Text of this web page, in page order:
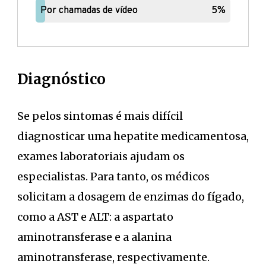
Por chamadas de vídeo 5%
Por chamadas de vídeo 5%
Diagnóstico
Se pelos sintomas é mais difícil
diagnosticar uma hepatite medicamentosa,
exames laboratoriais ajudam os
especialistas. Para tanto, os médicos
solicitam a dosagem de enzimas do fígado,
como a AST e ALT: a aspartato
aminotransferase e a alanina
aminotransferase, respectivamente.